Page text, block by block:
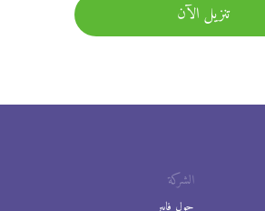
تنزيل الآن
الشركة